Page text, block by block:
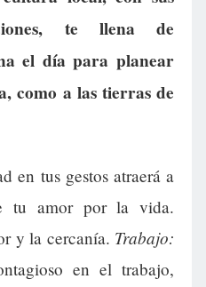
te llena de
el día para planear
como a las tierras de
en tus gestos atraerá a
tu amor por la vida.
y la cercanía. Trabajo:
en el trabajo,